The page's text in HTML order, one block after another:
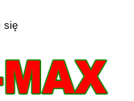
się